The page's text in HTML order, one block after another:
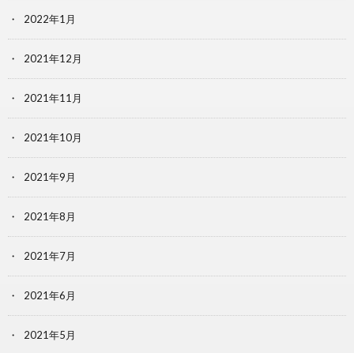
2022年1月
2021年12月
2021年11月
2021年10月
2021年9月
2021年8月
2021年7月
2021年6月
2021年5月